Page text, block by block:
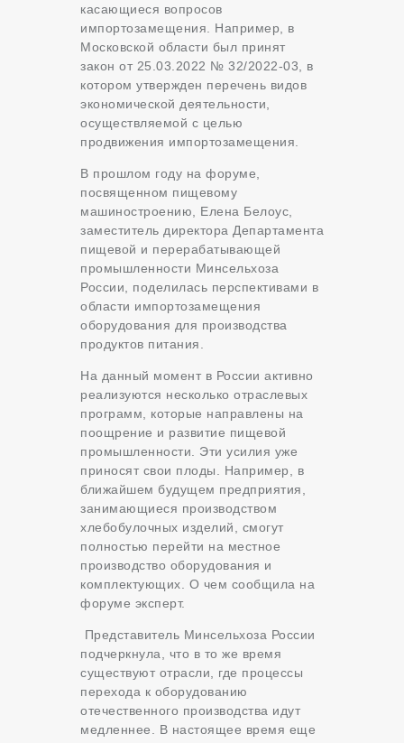
касающиеся вопросов
импортозамещения. Например, в
Московской области был принят
закон от 25.03.2022 № 32/2022-03, в
котором утвержден перечень видов
экономической деятельности,
осуществляемой с целью
продвижения импортозамещения.
В прошлом году на форуме,
посвященном пищевому
машиностроению, Елена Белоус,
заместитель директора Департамента
пищевой и перерабатывающей
промышленности Минсельхоза
России, поделилась перспективами в
области импортозамещения
оборудования для производства
продуктов питания.
На данный момент в России активно
реализуются несколько отраслевых
программ, которые направлены на
поощрение и развитие пищевой
промышленности. Эти усилия уже
приносят свои плоды. Например, в
ближайшем будущем предприятия,
занимающиеся производством
хлебобулочных изделий, смогут
полностью перейти на местное
производство оборудования и
комплектующих. О чем сообщила на
форуме эксперт.
Представитель Минсельхоза России
подчеркнула, что в то же время
существуют отрасли, где процессы
перехода к оборудованию
отечественного производства идут
медленнее. В настоящее время еще